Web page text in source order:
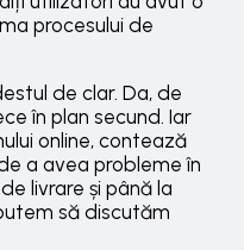
procesului de
de clar. Da, de
în plan secund. Iar
online, contează
a avea probleme în
livrare și până la
să discutăm